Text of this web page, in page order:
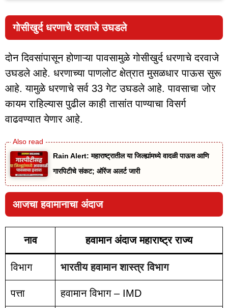
गोसीखुर्द धरणाचे दरवाजे उघडले
दोन दिवसांपासून होणाऱ्या पावसामुळे गोसीखुर्द धरणाचे दरवाजे
उघडले आहे. धरणाच्या पाणलोट क्षेत्रात मुसळधार पाऊस सुरू
आहे. यामुळे धरणाचे सर्व 33 गेट उघडले आहे. पावसाचा जोर
कायम राहिल्यास पुढील काही तासांत पाण्याचा विसर्ग
वाढवण्यात येणार आहे.
Rain Alert: महाराष्ट्रातील या जिल्ह्यांमध्ये वादळी पाऊस आणि
गारपिटीचे संकट; ऑरेंज अलर्ट जारी
आजचा हवामानाचा अंदाज
नाव हवामान अंदाज महाराष्ट्र राज्य
विभाग भारतीय हवामान शास्त्र विभाग
पत्ता हवामान विभाग – IMD